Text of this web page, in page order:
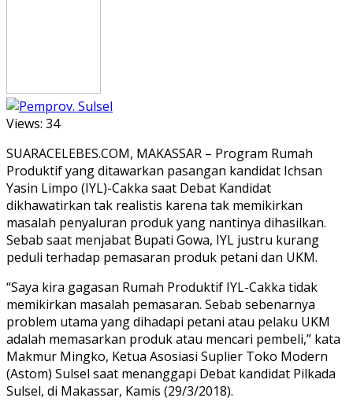
Views: 34
SUARACELEBES.COM, MAKASSAR – Program Rumah
Produktif yang ditawarkan pasangan kandidat Ichsan
Yasin Limpo (IYL)-Cakka saat Debat Kandidat
dikhawatirkan tak realistis karena tak memikirkan
masalah penyaluran produk yang nantinya dihasilkan.
Sebab saat menjabat Bupati Gowa, IYL justru kurang
peduli terhadap pemasaran produk petani dan UKM.
“Saya kira gagasan Rumah Produktif IYL-Cakka tidak
memikirkan masalah pemasaran. Sebab sebenarnya
problem utama yang dihadapi petani atau pelaku UKM
adalah memasarkan produk atau mencari pembeli,” kata
Makmur Mingko, Ketua Asosiasi Suplier Toko Modern
(Astom) Sulsel saat menanggapi Debat kandidat Pilkada
Sulsel, di Makassar, Kamis (29/3/2018).